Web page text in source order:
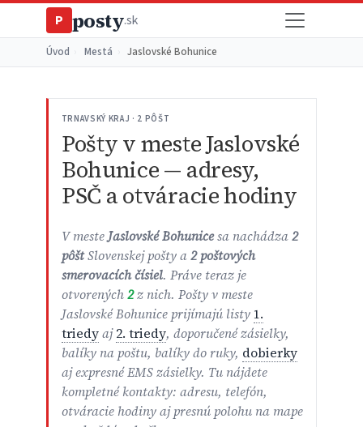
P posty.sk
Úvod Mestá Jaslovské Bohunice
TRNAVSKÝ KRAJ · 2 PÔŠT
Pošty v meste Jaslovské
Bohunice — adresy,
PSČ a otváracie hodiny
V mesteJaslovské Bohunicesa nachádza2
pôštSlovenskej pošty a2 poštových
smerovacích čísiel. Práve teraz je
otvorených2z nich. Pošty v meste
Jaslovské Bohunice prijímajú listy 1.
triedyaj2. triedy, doporučené zásielky,
balíky na poštu, balíky do ruky, dobierky
aj expresné EMS zásielky. Tu nájdete
kompletné kontakty: adresu, telefón,
otváracie hodiny aj presnú polohu na mape